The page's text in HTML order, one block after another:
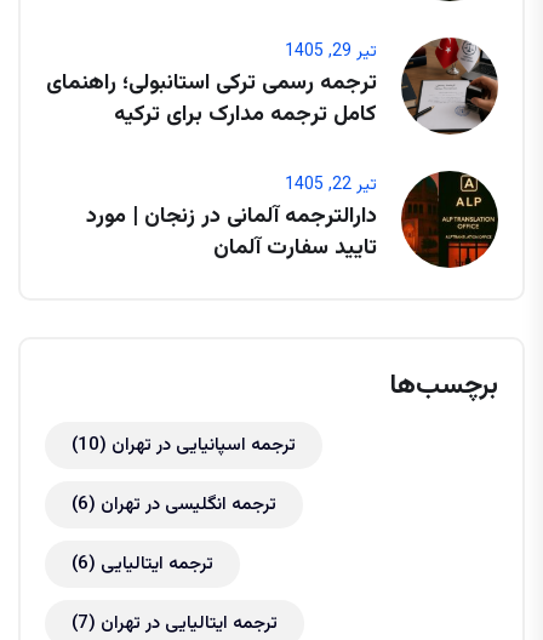
تیر 29, 1405
ترجمه رسمی ترکی استانبولی؛ راهنمای
کامل ترجمه مدارک برای ترکیه
تیر 22, 1405
دارالترجمه آلمانی در زنجان | مورد
تایید سفارت آلمان
برچسب‌ها
ترجمه اسپانیایی در تهران (10)
ترجمه انگلیسی در تهران (6)
ترجمه ایتالیایی (6)
ترجمه ایتالیایی در تهران (7)